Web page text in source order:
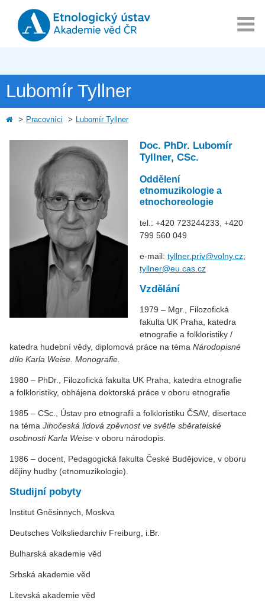
Lubomír Tyllner
Pracovníci Lubomír Tyllner
Doc. PhDr. Lubomír
Tyllner, CSc.
Oddělení
etnomuzikologie a
etnochoreologie
tel.: +420 723244233, +420
799 560 049
e-mail: tyllner.priv@volny.cz;
tyllner@eu.cas.cz
Vzdělání
1979 – Mgr., Filozofická
fakulta UK Praha, katedra
etnografie a folkloristiky /
katedra hudební vědy, diplomová práce na téma Národopisné
dílo Karla Weise. Monografie.
1980 – PhDr., Filozofická fakulta UK Praha, katedra etnografie
a folkloristiky, obhájena doktorská práce v oboru etnografie
1985 – CSc., Ústav pro etnografii a folkloristiku ČSAV, disertace
na téma Jihočeská lidová zpěvnost ve světle sběratelské
osobnosti Karla Weise v oboru národopis.
1986 – docent, Pedagogická fakulta České Budějovice, v oboru
dějiny hudby (etnomuzikologie).
Studijní pobyty
Institut Gněsinnych, Moskva
Deutsches Volksliedarchiv Freiburg, i.Br.
Bulharská akademie věd
Srbská akademie věd
Litevská akademie věd